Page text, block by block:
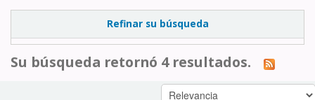
Refinar su búsqueda
Su búsqueda retornó 4 resultados.